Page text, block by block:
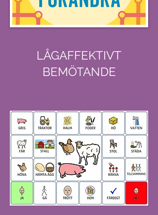
LÅGAFFEKTIVT
BEMÖTANDE